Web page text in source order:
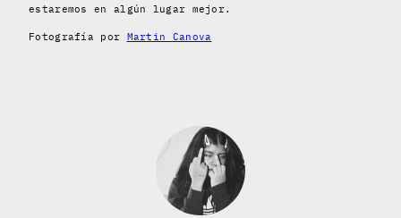
estaremos en algún lugar mejor.
Fotografía por Martin Canova